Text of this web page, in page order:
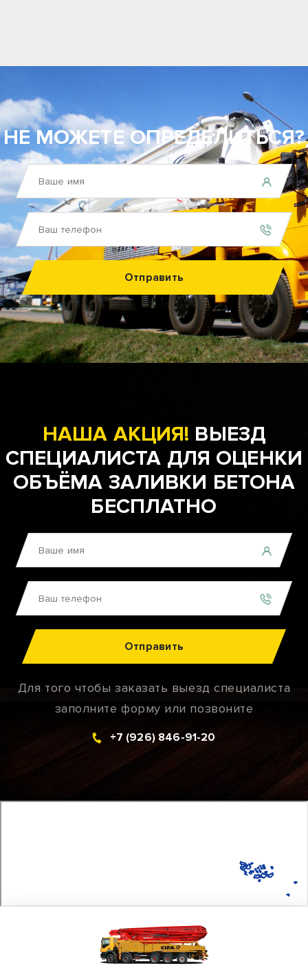
НЕ МОЖЕТЕ ОПРЕДЕЛИТЬСЯ?
Отправить
НАША АКЦИЯ! ВЫЕЗД
СПЕЦИАЛИСТА ДЛЯ ОЦЕНКИ
ОБЪЁМА ЗАЛИВКИ БЕТОНА
БЕСПЛАТНО
Отправить
Для того чтобы заказать выезд специалиста
заполните форму или позвоните
+7 (926) 846-91-20